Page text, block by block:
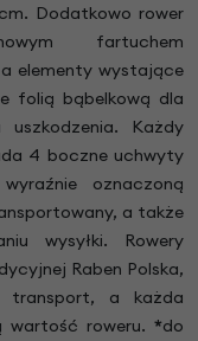
Dodatkowo rower
fartuchem
elementy wystające
folią bąbelkową dla
uszkodzenia. Każdy
4 boczne uchwyty
oznaczoną
a także
wysyłki. Rowery
Raben Polska,
transport, a każda
wartość roweru. *do